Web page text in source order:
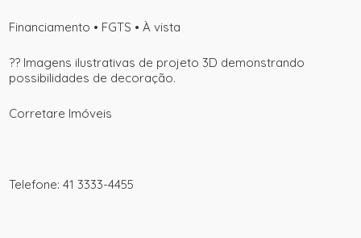
Financiamento • FGTS • À vista
?? Imagens ilustrativas de projeto 3D demonstrando
possibilidades de decoração.
Corretare Imóveis
Telefone: 41 3333-4455